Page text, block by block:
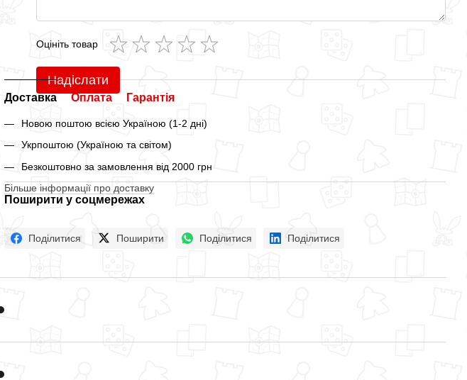
Оцініть товар
Надіслати
Доставка Оплата Гарантія
Новою поштою всією Україною (1-2 дні)
Укрпоштою (Україною та світом)
Безкоштовно за замовлення від 2000 грн
Більше інформації про доставку
Поширити у соцмережах
Поділитися Поширити Поділитися Поділитися